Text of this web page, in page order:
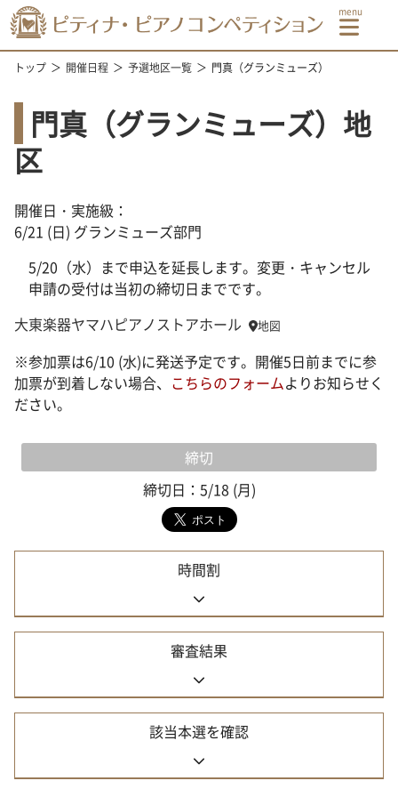
トップ 開催日程 予選地区一覧 門真（グランミューズ）
門真（グランミューズ）地
区
開催日・実施級：
6/21 (日) グランミューズ部門
5/20（水）まで申込を延長します。変更・キャンセル
申請の受付は当初の締切日までです。
大東楽器ヤマハピアノストアホール
地図
※参加票は6/10 (水)に発送予定です。開催5日前までに参
加票が到着しない場合、 こちらのフォームよりお知らせく
ださい。
締切
締切日：5/18 (月)
時間割
審査結果
該当本選を確認